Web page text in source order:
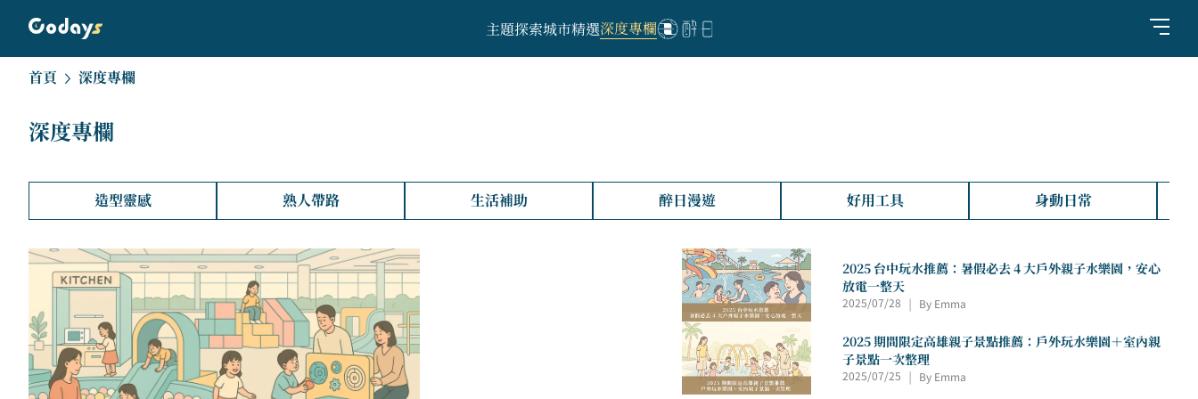
主題探索城市精選深度專欄
首頁 深度專欄
深度專欄
造型靈感 熟人帶路 生活補助 醉日漫遊 好用工具 身動日常
2025 台中玩水推薦：暑假必去 4 大戶外親子水樂園，安心
放電一整天
2025/07/28 | By Emma
2025 期間限定高雄親子景點推薦：戶外玩水樂園＋室內親
子景點一次整理
2025/07/25 | By Emma